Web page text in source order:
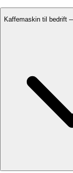
Kaffemaskin til bedrift